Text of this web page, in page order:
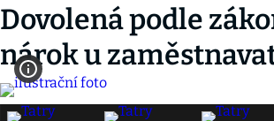
Dovolená podle
nárok u